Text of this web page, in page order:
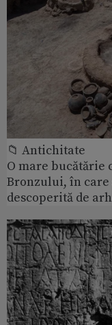
📁 Antichitate
O mare bucătărie
Bronzului, în care
descoperită de